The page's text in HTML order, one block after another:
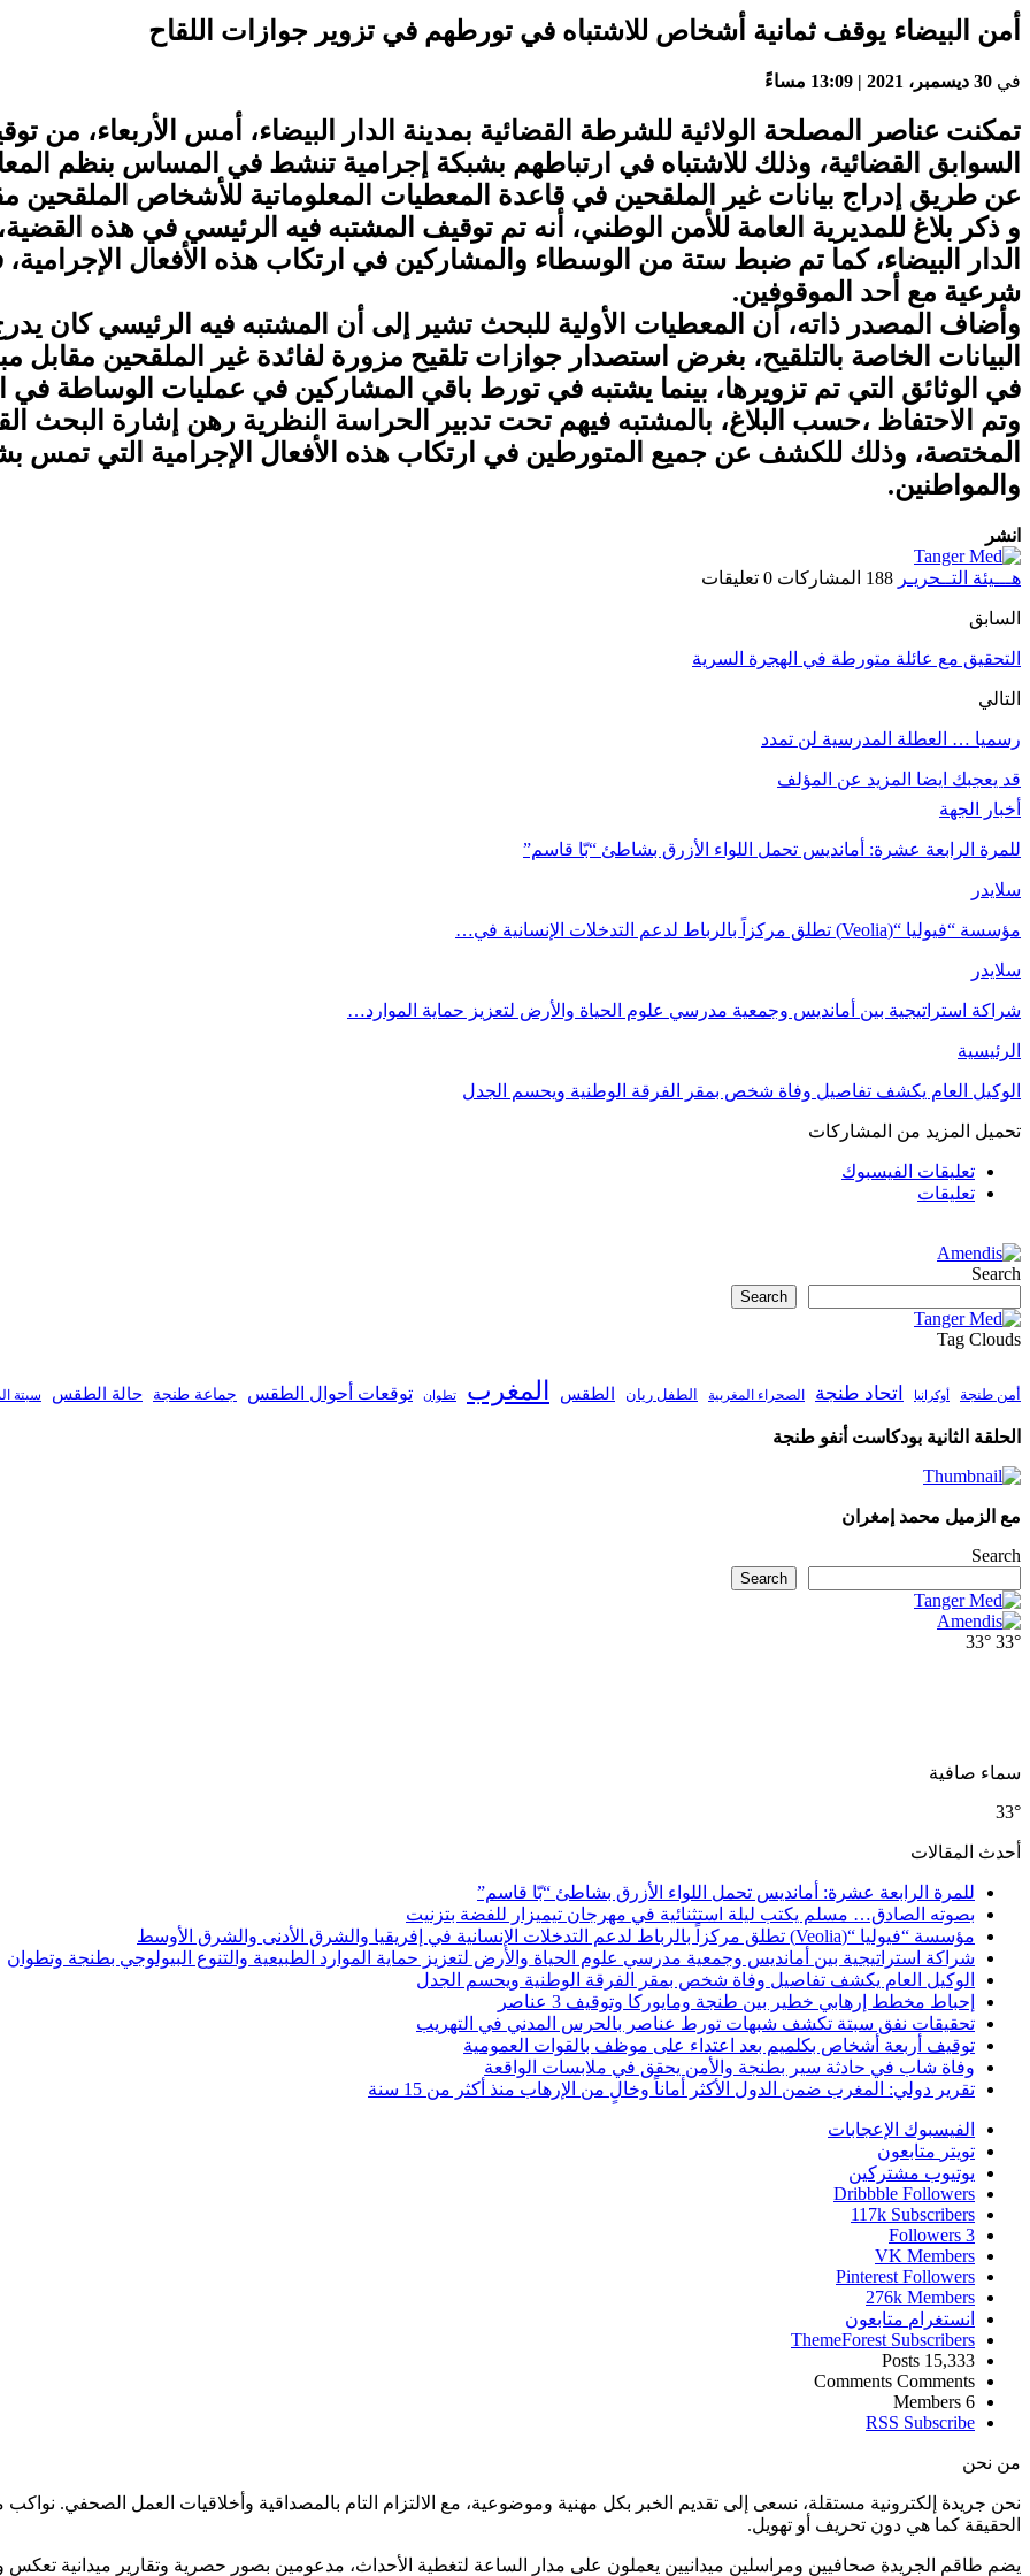
أمن البيضاء يوقف ثمانية أشخاص للاشتباه في تورطهم في تزوير جوازات اللقاح
في 30 ديسمبر، 2021 | 13:09 مساءً
تمكنت عناصر المصلحة الولائية للشرطة القضائية بمدينة الدار البيضاء، أمس الأربعاء، من
السوابق القضائية، وذلك للاشتباه في ارتباطهم بشبكة إجرامية تنشط في المساس بنظم
عن طريق إدراج بيانات غير الملقحين في قاعدة المعطيات المعلوماتية للأشخاص الملقحين
و ذكر بلاغ للمديرية العامة للأمن الوطني، أنه تم توقيف المشتبه فيه الرئيسي في هذه
الدار البيضاء، كما تم ضبط ستة من الوسطاء والمشاركين في ارتكاب هذه الأفعال
شرعية مع أحد الموقوفين.
وأضاف المصدر ذاته، أن المعطيات الأولية للبحث تشير إلى أن المشتبه فيه الرئيسي كان
البيانات الخاصة بالتلقيح، بغرض استصدار جوازات تلقيح مزورة لفائدة غير الملقحين
في الوثائق التي تم تزويرها، بينما يشتبه في تورط باقي المشاركين في عمليات الوساطة في
وتم الاحتفاظ ،حسب البلاغ، بالمشتبه فيهم تحت تدبير الحراسة النظرية رهن إشارة البحث
المختصة، وذلك للكشف عن جميع المتورطين في ارتكاب هذه الأفعال الإجرامية التي تمس
والمواطنين.
انشر
هـــيئة التــحريـر 188 المشاركات 0 تعليقات
السابق
التحقيق مع عائلة متورطة في الهجرة السرية
التالي
رسميا … العطلة المدرسية لن تمدد
قد يعجبك ايضا المزيد عن المؤلف
أخبار الجهة
للمرة الرابعة عشرة: أمانديس تحمل اللواء الأزرق بشاطئ “بّا قاسم”
سلايدر
مؤسسة “فيوليا “(Veolia) تطلق مركزاً بالرباط لدعم التدخلات الإنسانية في…
سلايدر
شراكة استراتيجية بين أمانديس وجمعية مدرسي علوم الحياة والأرض لتعزيز حماية الموارد…
الرئيسية
الوكيل العام يكشف تفاصيل وفاة شخص بمقر الفرقة الوطنية ويحسم الجدل
تحميل المزيد من المشاركات
تعليقات الفيسبوك
تعليقات
Search
Search
Tag Clouds
أمن طنجة أوكرانيا اتحاد طنجة الصحراء المغربية الطفل ريان الطقس المغرب تطوان توقعات أحوال الطقس جماعة طنجة حالة الطقس سبتة
الحلقة الثانية بودكاست أنفو طنجة
مع الزميل محمد إمغران
Search
Search
33°
33°
سماء صافية
33°
أحدث المقالات
للمرة الرابعة عشرة: أمانديس تحمل اللواء الأزرق بشاطئ “بّا قاسم”
بصوته الصادق… مسلم يكتب ليلة استثنائية في مهرجان تيميزار للفضة بتزنيت
مؤسسة “فيوليا “(Veolia) تطلق مركزاً بالرباط لدعم التدخلات الإنسانية في إفريقيا والشرق الأدنى والشرق الأوسط
شراكة استراتيجية بين أمانديس وجمعية مدرسي علوم الحياة والأرض لتعزيز حماية الموارد الطبيعية والتنوع البيولوجي بطنجة وتطوان
الوكيل العام يكشف تفاصيل وفاة شخص بمقر الفرقة الوطنية ويحسم الجدل
إحباط مخطط إرهابي خطير بين طنجة ومايوركا وتوقيف 3 عناصر
تحقيقات نفق سبتة تكشف شبهات تورط عناصر بالحرس المدني في التهريب
توقيف أربعة أشخاص بكلميم بعد اعتداء على موظف بالقوات العمومية
وفاة شاب في حادثة سير بطنجة والأمن يحقق في ملابسات الواقعة
تقرير دولي: المغرب ضمن الدول الأكثر أماناً وخالٍ من الإرهاب منذ أكثر من 15 سنة
الفيسبوك الإعجابات
تويتر متابعون
يوتيوب مشتركين
Dribbble Followers
117k Subscribers
3
Followers
VK Members
Pinterest Followers
276k Members
انستغرام متابعون
ThemeForest Subscribers
15,333
Posts
Comments Comments
6
Members
RSS Subscribe
من نحن
نحن جريدة إلكترونية مستقلة، نسعى إلى تقديم الخبر بكل مهنية وموضوعية، مع الالتزام التام بالمصداقية وأخلاقيات العمل الصحفي.
الحقيقة كما هي دون تحريف أو تهويل.
يضم طاقم الجريدة صحافيين ومراسلين ميدانيين يعملون على مدار الساعة لتغطية الأحداث، مدعومين بصور حصرية وتقارير ميدانية